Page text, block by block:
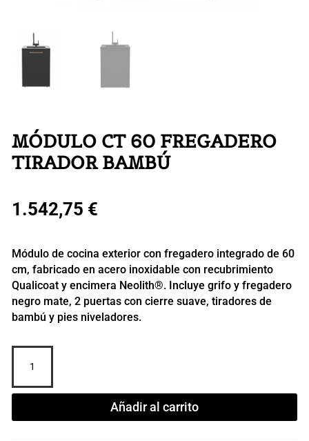
MÓDULO CT 60 FREGADERO
TIRADOR BAMBÚ
1.542,75 €
Módulo de cocina exterior con fregadero integrado de 60
cm, fabricado en acero inoxidable con recubrimiento
Qualicoat y encimera Neolith®. Incluye grifo y fregadero
negro mate, 2 puertas con cierre suave, tiradores de
bambú y pies niveladores.
60
Añadir al carrito